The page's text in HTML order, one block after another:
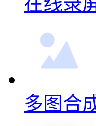
多图合